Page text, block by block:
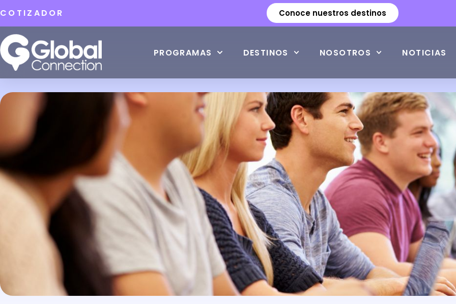
COTIZADOR Conoce nuestros destinos
PROGRAMAS DESTINOS NOSOTROS NOTICIAS